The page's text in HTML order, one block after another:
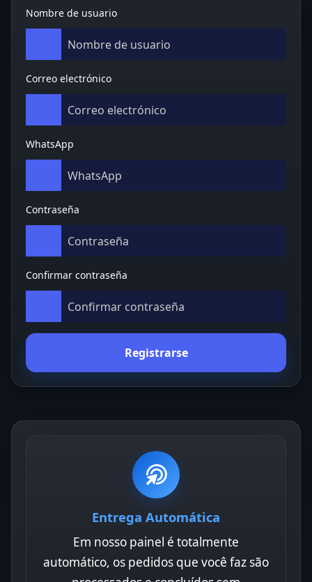
Nombre de usuario
Correo electrónico
WhatsApp
Contraseña
Confirmar contraseña
Registrarse
Entrega Automática
Em nosso painel é totalmente
automático, os pedidos que você faz são